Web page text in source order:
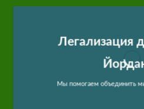
Легализация
Мы помогаем объединить